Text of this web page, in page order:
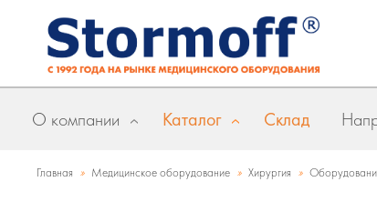
О компании Каталог Склад
Главная » Медицинское оборудование » Хирургия »